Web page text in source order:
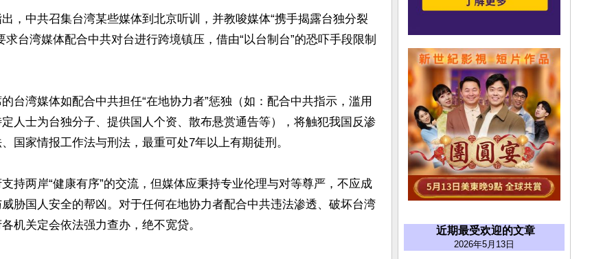
，中共召集台湾某些媒体到北京听训，并教唆媒体“携手揭露台独分裂
求台湾媒体配合中共对台进行跨境镇压，借由“以台制台”的恐吓手段限制
台湾媒体如配合中共担任“在地协力者”惩独（如：配合中共指示，滥用
人士为台独分子、提供国人个资、散布悬赏通告等），将触犯我国反渗
国家情报工作法与刑法，最重可处7年以上有期徒刑。
持两岸“健康有序”的交流，但媒体应秉持专业伦理与对等尊严，不应成
胁国人安全的帮凶。对于任何在地协力者配合中共违法渗透、破坏台湾
机关定会依法强力查办，绝不宽贷。
近期最受欢迎的文章
2026年5月13日